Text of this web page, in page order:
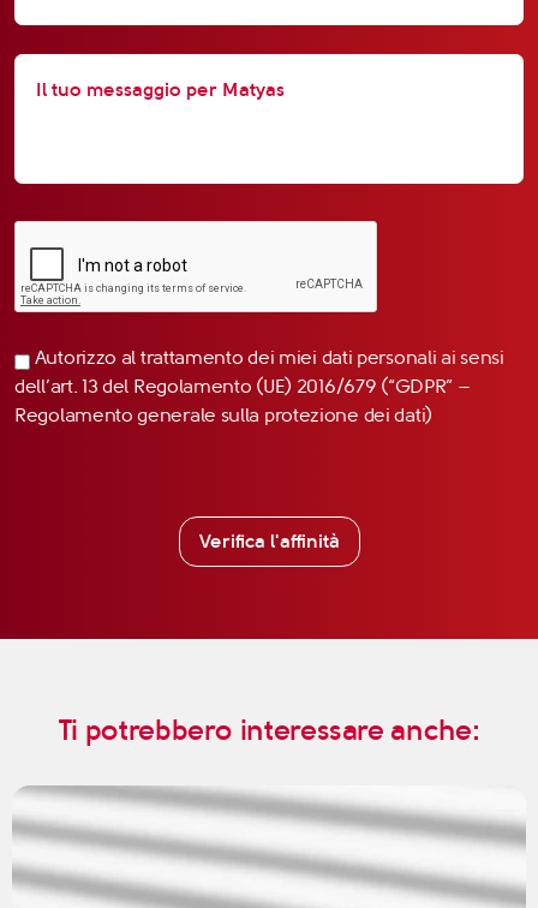
Autorizzo al trattamento dei miei dati personali ai sensi
dell’art. 13 del Regolamento (UE) 2016/679 (“GDPR” –
Regolamento generale sulla protezione dei dati)
Verifica l'affinità
Ti potrebbero interessare anche: